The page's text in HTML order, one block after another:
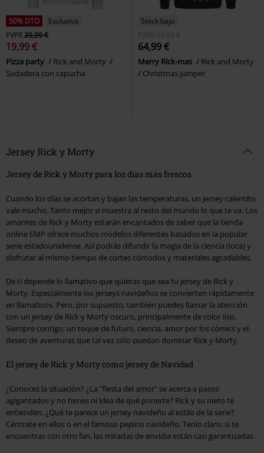
50% DTO
Exclusivo
PVPR39,99 €
19,99 €
Pizza party
Rick and Morty
Sudadera con capucha
Stock bajo
PVPR 69,99 €
64,99 €
Merry Rick-mas
Rick and Morty
Christmas jumper
Jersey Rick y Morty
Jersey de Rick y Morty para los días más frescos
Cuando los días se acortan y bajan las temperaturas, un jersey calentito
vale mucho. Tanto mejor si muestra al resto del mundo lo que te va. Los
amantes de Rick y Morty estarán encantados de saber que la tienda
online EMP ofrece muchos modelos diferentes basados en la popular
serie estadounidense. Así podrás difundir la magia de la ciencia (loca) y
disfrutar al mismo tiempo de cortes cómodos y materiales agradables.
De ti depende lo llamativo que quieras que sea tu jersey de Rick y
Morty. Especialmente los jerseys navideños se convierten rápidamente
en llamativos. Pero, por supuesto, también puedes llamar la atención
con un jersey de Rick y Morty oscuro, principalmente de color liso.
Siempre contigo: un toque de futuro, ciencia, amor por los cómics y el
deseo de aventuras que tal vez sólo puedan dominar Rick y Morty.
El jersey de Rick y Morty como jersey de Navidad
¿Conoces la situación? ¿La "fiesta del amor" se acerca a pasos
agigantados y no tienes ni idea de qué ponerte? Rick y su nieto te
entienden. ¿Qué te parece un jersey navideño al estilo de la serie?
Céntrate en ellos o en el famoso pepino navideño. Tenlo claro: si te
encuentras con otro fan, las miradas de envidia están casi garantizadas.